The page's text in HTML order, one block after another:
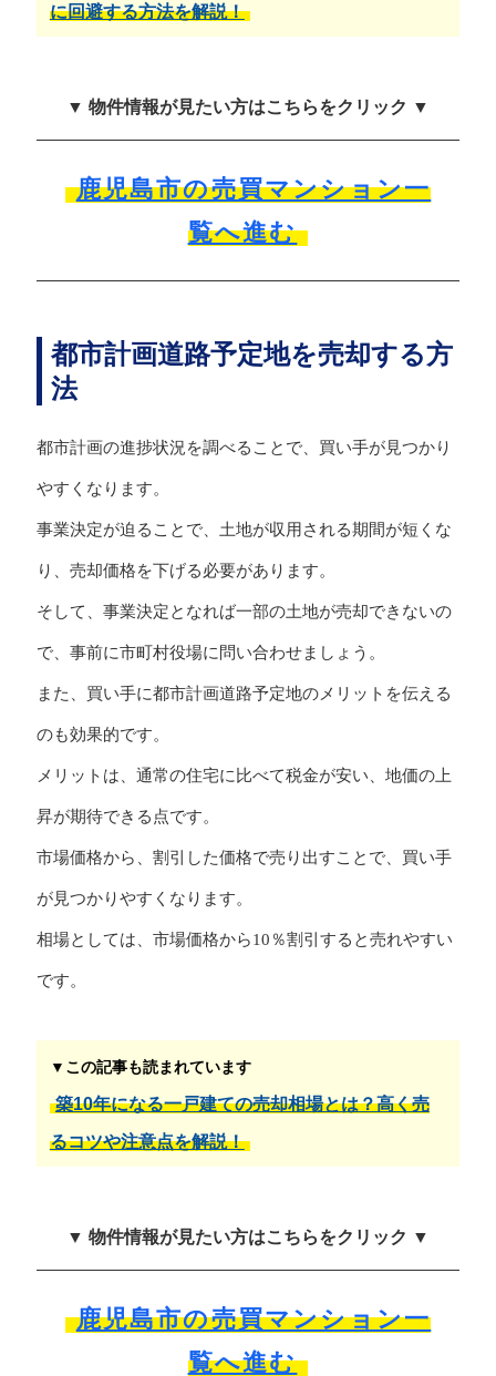
に回避する方法を解説！
▼ 物件情報が見たい方はこちらをクリック ▼
鹿児島市の売買マンション一
覧へ進む
都市計画道路予定地を売却する方
法
都市計画の進捗状況を調べることで、買い手が見つかり
やすくなります。
事業決定が迫ることで、土地が収用される期間が短くな
り、売却価格を下げる必要があります。
そして、事業決定となれば一部の土地が売却できないの
で、事前に市町村役場に問い合わせましょう。
また、買い手に都市計画道路予定地のメリットを伝える
のも効果的です。
メリットは、通常の住宅に比べて税金が安い、地価の上
昇が期待できる点です。
市場価格から、割引した価格で売り出すことで、買い手
が見つかりやすくなります。
相場としては、市場価格から10％割引すると売れやすい
です。
▼この記事も読まれています
築10年になる一戸建ての売却相場とは？高く売
るコツや注意点を解説！
▼ 物件情報が見たい方はこちらをクリック ▼
鹿児島市の売買マンション一
覧へ進む